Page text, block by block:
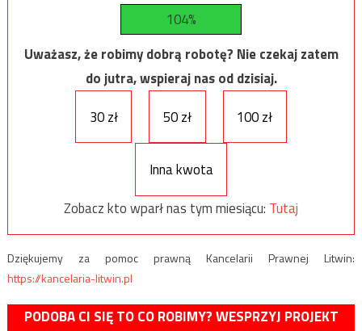
104%
Uważasz, że robimy dobrą robotę? Nie czekaj zatem
do jutra, wspieraj nas od dzisiaj.
30 zł
50 zł 100 zł
Inna kwota
Zobacz kto wparł nas tym miesiącu: Tutaj
Dziękujemy za pomoc prawną Kancelarii Prawnej Litwin:
https://kancelaria-litwin.pl
PODOBA CI SIĘ TO CO ROBIMY? WESPRZYJ PROJEKT